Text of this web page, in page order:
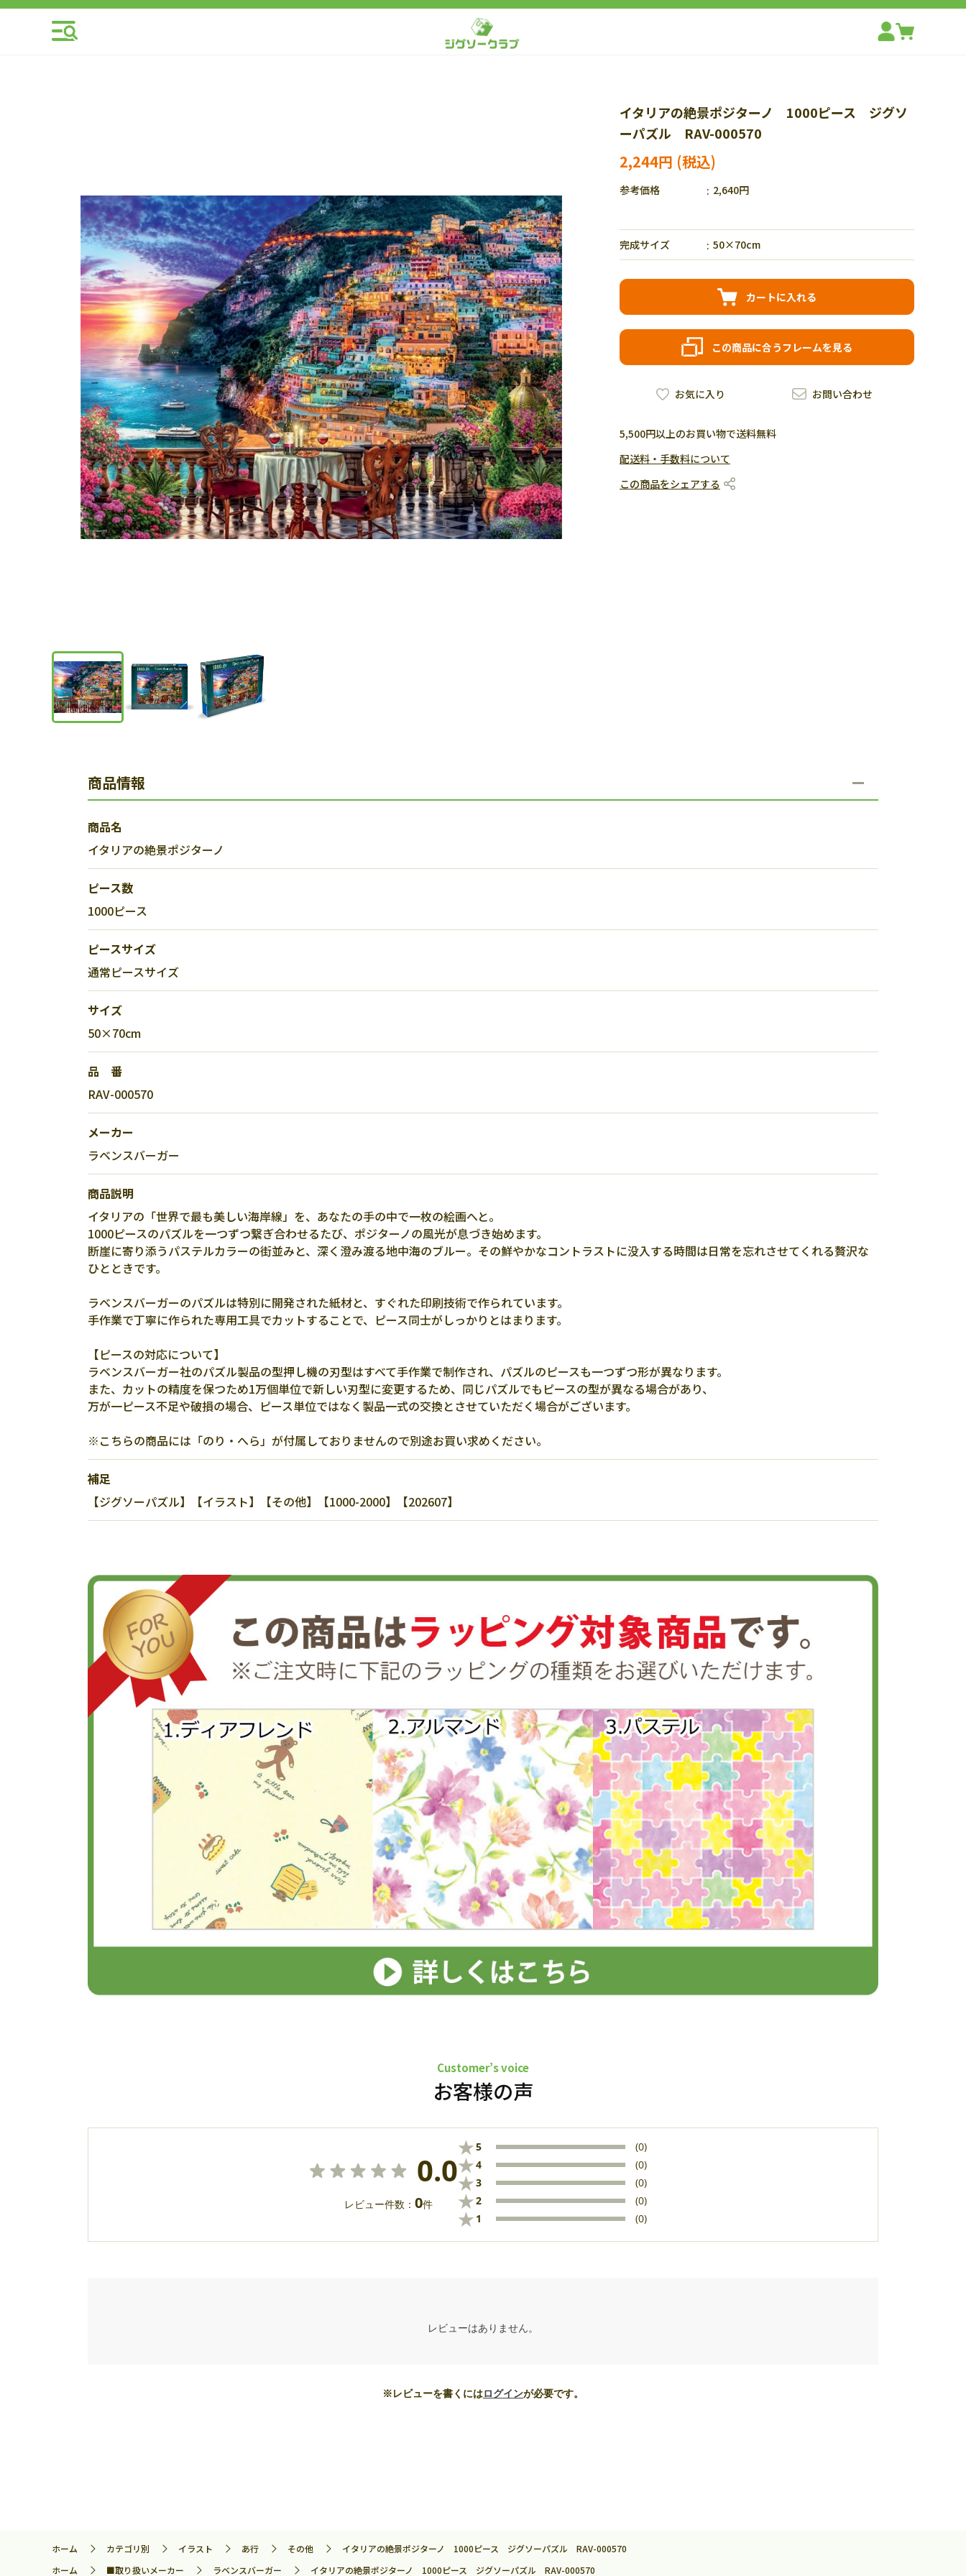
イタリアの絶景ポジターノ 1000ピース ジグソ
ーパズル RAV-000570
2,244円
参考価格 2,640円
完成サイズ 50×70cm
カートに入れる
この商品に合うフレームを見る
お問い合わせ
お気に入り
5,500円以上のお買い物で送料無料
配送料・手数料について
この商品をシェアする
商品情報
商品名
イタリアの絶景ポジターノ
ピース数
1000ピース
ピースサイズ
通常ピースサイズ
サイズ
50×70cm
品 番
RAV-000570
メーカー
ラベンスバーガー
商品説明
イタリアの「世界で最も美しい海岸線」を、あなたの手の中で一枚の絵画へと。
1000ピースのパズルを一つずつ繋ぎ合わせるたび、ポジターノの風光が息づき始めます。
断崖に寄り添うパステルカラーの街並みと、深く澄み渡る地中海のブルー。その鮮やかなコントラストに没入する時間は日常を忘れさせてくれる贅沢な
ひとときです。
ラベンスバーガーのパズルは特別に開発された紙材と、すぐれた印刷技術で作られています。
手作業で丁寧に作られた専用工具でカットすることで、ピース同士がしっかりとはまります。
【ピースの対応について】
ラベンスバーガー社のパズル製品の型押し機の刃型はすべて手作業で制作され、パズルのピースも一つずつ形が異なります。
また、カットの精度を保つため1万個単位で新しい刃型に変更するため、同じパズルでもピースの型が異なる場合があり、
万が一ピース不足や破損の場合、ピース単位ではなく製品一式の交換とさせていただく場合がございます。
※こちらの商品には「のり・へら」が付属しておりませんので別途お買い求めください。
補足
【ジグソーパズル】【イラスト】【その他】【1000-2000】【202607】
Customer’s voice
お客様の声
0.0
レビュー件数： 0件
★5 (0)
★4 (0)
★3 (0)
★2 (0)
★ 1 (0)
レビューはありません。
※レビューを書くにはログインが必要です。
ホーム カテゴリ別 イラスト あ行 その他
イタリアの絶景ポジターノ 1000ピース ジグソーパズル RAV-000570
ホーム
■取り扱いメーカー ラベンスバーガー イタリアの絶景ポジターノ 1000ピース ジグソーパズル RAV-000570